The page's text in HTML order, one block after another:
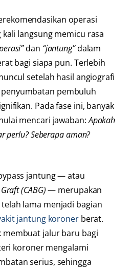
operasi
langsung memicu rasa
dan “jantung”dalam
bagi siapa pun. Terlebih
setelah hasil angiografi
pembuluh
Pada fase ini, banyak
mencari jawaban:Apakah
perlu? Seberapa aman?
jantung — atau
(CABG)— merupakan
lama menjadi bagian
jantung koronerberat.
membuat jalur baru bagi
koroner mengalami
serius, sehingga